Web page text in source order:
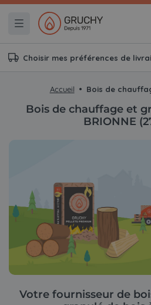
Choisir mes préférences de
Accueil
Bois de chauffage et
BRIONNE
Votre fournisseur de